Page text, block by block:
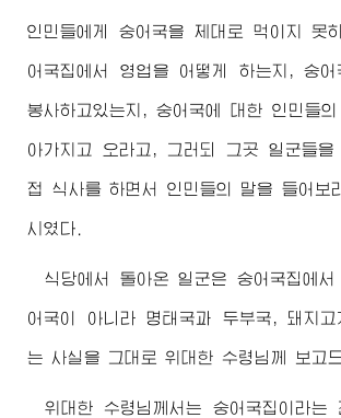
인민들에게 숭어국을 제대로 먹이지 못
어국집에서 영업을 어떻게 하는지, 숭어
봉사하고있는지, 숭어국에 대한 인민들
아가지고 오라고, 그러되 그곳 일군들
접 식사를 하면서 인민들의 말을 들어보
시였다.
식당에서 돌아온 일군은 숭어국집에
어국이 아니라 명태국과 두부국, 돼지고
는 사실을 그대로 위대한 수령님 께 보고
위대한 수령님께서는 숭어국집이라는